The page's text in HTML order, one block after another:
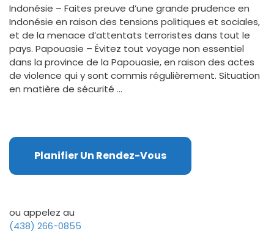
Indonésie – Faites preuve d’une grande prudence en
Indonésie en raison des tensions politiques et sociales,
et de la menace d’attentats terroristes dans tout le
pays. Papouasie – Évitez tout voyage non essentiel
dans la province de la Papouasie, en raison des actes
de violence qui y sont commis régulièrement. Situation
en matière de sécurité …
Planifier Un Rendez-Vous
ou appelez au
(438) 266-0855